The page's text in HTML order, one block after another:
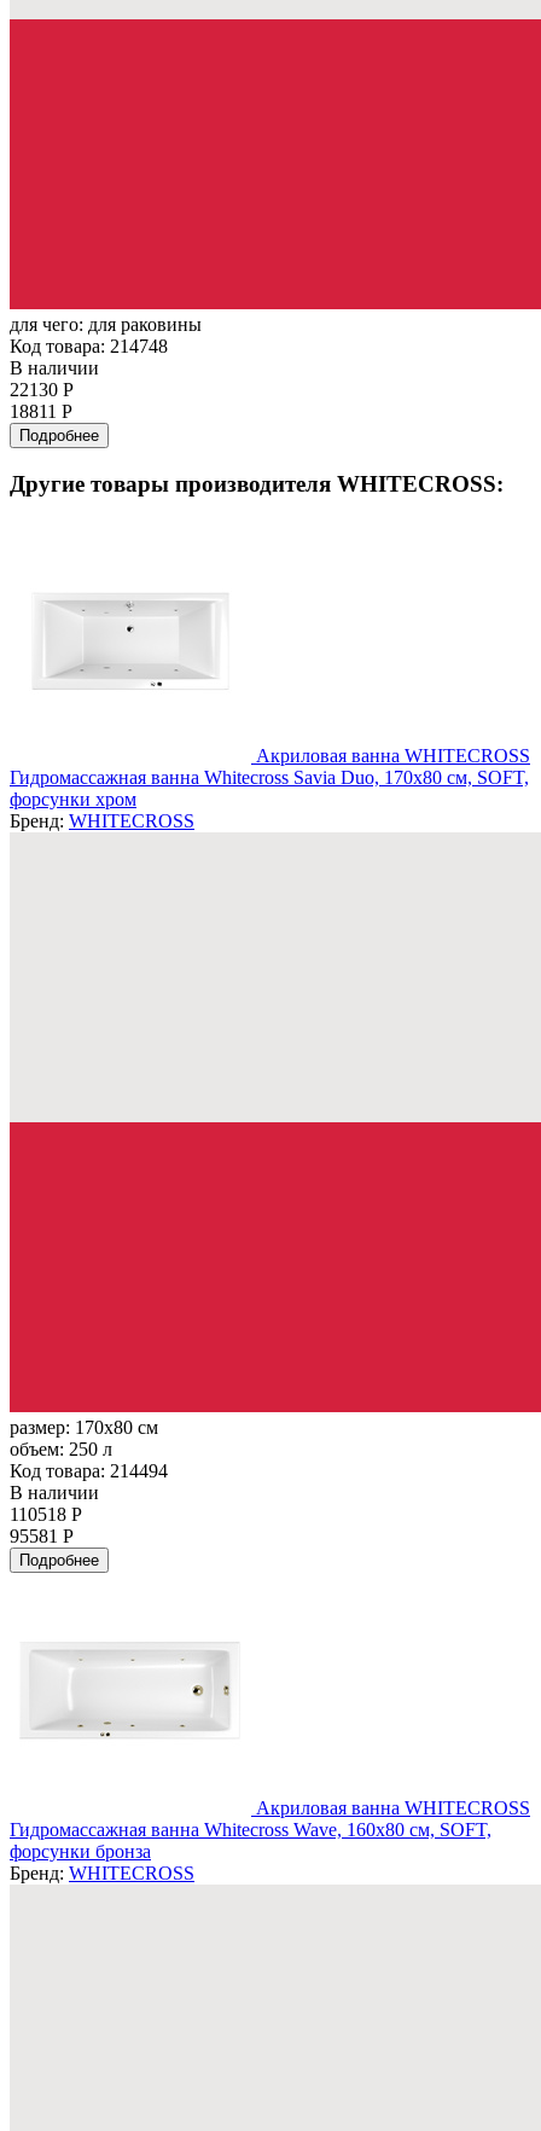
для чего: для раковины
Код товара: 214748
В наличии
22130 Р
18811 Р
Подробнее
Другие товары производителя WHITECROSS:
Акриловая ванна WHITECROSS
Гидромассажная ванна Whitecross Savia Duo, 170x80 см, SOFT,
форсунки хром
Бренд: WHITECROSS
размер: 170x80 см
объем: 250 л
Код товара: 214494
В наличии
110518 Р
95581 Р
Подробнее
Акриловая ванна WHITECROSS
Гидромассажная ванна Whitecross Wave, 160x80 см, SOFT,
форсунки бронза
Бренд: WHITECROSS